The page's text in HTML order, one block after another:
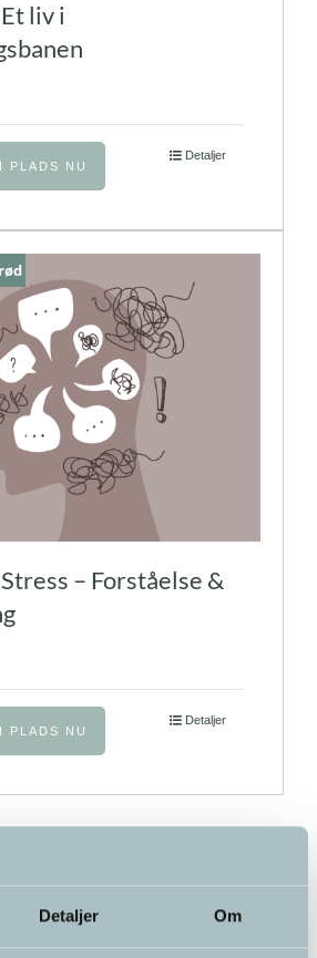
Detaljer Om
liv i
PLADS NU
Detaljer
– Forståelse &
PLADS NU
Detaljer